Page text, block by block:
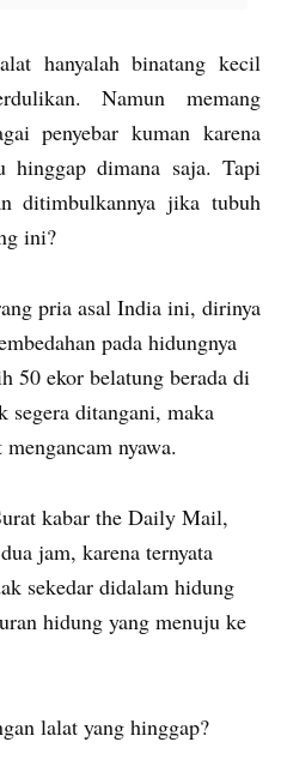
hanyalah binatang kecil
Namun memang
penyebar kuman karena
hinggap dimana saja. Tapi
ditimbulkannya jika tubuh
ini?
pria asal India ini, dirinya
pada hidungnya
50 ekor belatung berada di
segera ditangani, maka
nyawa.
kabar the Daily Mail,
jam, karena ternyata
sekedar didalam hidung
hidung yang menuju ke
lalat yang hinggap?